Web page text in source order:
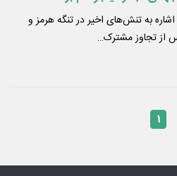
اشاره به تنش‌های اخیر در تنگه هرمز و
از تجاوز مشترک…
۱